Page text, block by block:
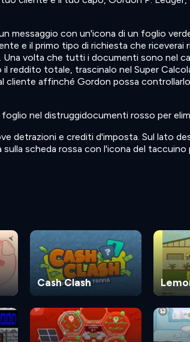
messaggio con un'icona di un foglio
e il primo tipo di richiesta che riceverai
volta che tutti i documenti sono nel
reddito totale, trascinalo nel Super
cliente affinché Gordon possa
nel distruggidocumenti rosso per
detrazioni e crediti d'imposta. Sul lato
scheda rossa con l'icona del taccuino
Cash Clash